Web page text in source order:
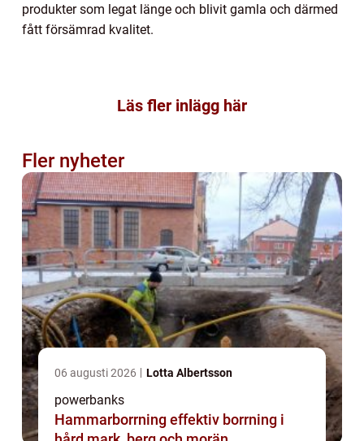
produkter som legat länge och blivit gamla och därmed
fått försämrad kvalitet.
Läs fler inlägg här
Fler nyheter
06 augusti 2026 Lotta Albertsson
powerbanks
Hammarborrning effektiv borrning i